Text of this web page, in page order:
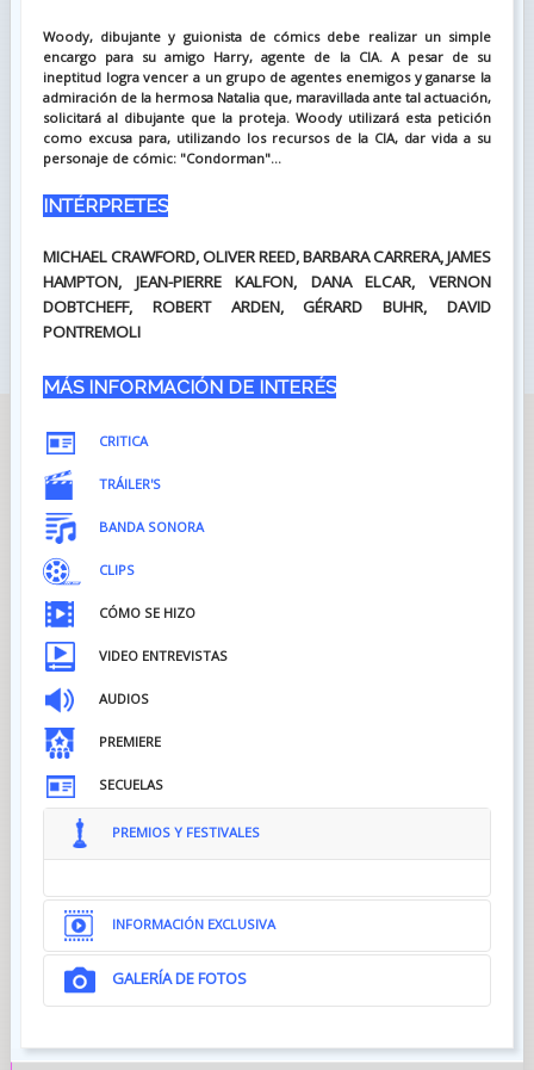
Woody, dibujante y guionista de cómics debe realizar un simple
encargo para su amigo Harry, agente de la CIA. A pesar de su
ineptitud logra vencer a un grupo de agentes enemigos y ganarse la
admiración de la hermosa Natalia que, maravillada ante tal actuación,
solicitará al dibujante que la proteja. Woody utilizará esta petición
como excusa para, utilizando los recursos de la CIA, dar vida a su
personaje de cómic: "Condorman"...
INTÉRPRETES
MICHAEL CRAWFORD, OLIVER REED, BARBARA CARRERA, JAMES
HAMPTON, JEAN-PIERRE KALFON, DANA ELCAR, VERNON
DOBTCHEFF, ROBERT ARDEN, GÉRARD BUHR, DAVID
PONTREMOLI
MÁS INFORMACIÓN DE INTERÉS
CRITICA
TRÁILER'S
BANDA SONORA
CLIPS
CÓMO SE HIZO
VIDEO ENTREVISTAS
AUDIOS
PREMIERE
SECUELAS
PREMIOS Y FESTIVALES
INFORMACIÓN EXCLUSIVA
GALERÍA DE FOTOS